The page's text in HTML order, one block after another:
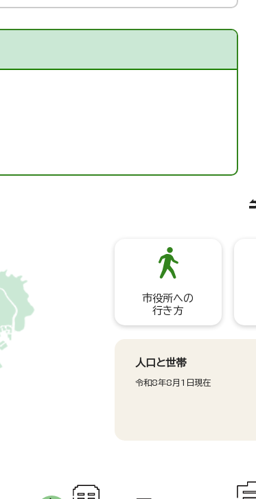
市役所への
行き方
人口と世帯
令和8年8月1日現在